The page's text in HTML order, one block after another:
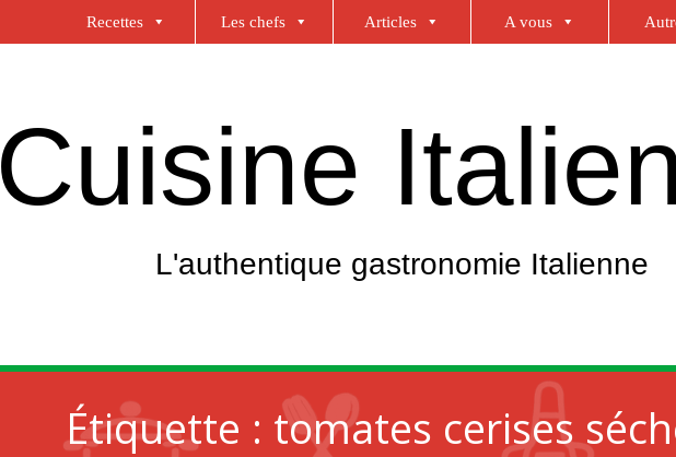
Recettes Les chefs Articles A vous
Cuisine
L'authentique gastronomie Italienne
Étiquette : tomates cerises